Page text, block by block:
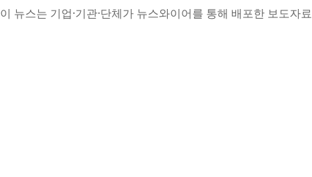
이 뉴스는 기업·기관·단체가 뉴스와이어를 통해 배포한 보도자